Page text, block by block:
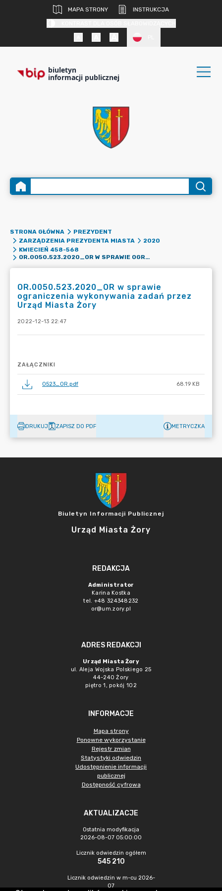
MAPA STRONY
INSTRUKCJA
biuletyn
informacji publicznej
STRONA GŁÓWNA
PREZYDENT
ZARZĄDZENIA PREZYDENTA MIASTA
2020
KWIECIEŃ 458-568
OR.0050.523.2020_OR W SPRAWIE OGRANICZENIA WYKONYWANIA ZADAŃ PRZEZ URZĄD MIASTA ŻORY
OR.0050.523.2020_OR w sprawie
ograniczenia wykonywania zadań przez
Urząd Miasta Żory
2022-12-13 22:47
ZAŁĄCZNIKI
0523_OR.pdf 68.19 KB
DRUKUJ ZAPISZ DO PDF METRYCZKA
Biuletyn Informacji Publicznej
Urząd Miasta Żory
REDAKCJA
Administrator
Karina Kostka
tel. +48 324348232
or@um.zory.pl
ADRES REDAKCJI
Urząd Miasta Żory
ul. Aleja Wojska Polskiego 25
44-240 Żory
piętro 1, pokój 102
INFORMACJE
Mapa strony
Ponowne wykorzystanie
Rejestr zmian
Statystyki odwiedzin
Udostępnienie informacji
publicznej
Dostępność cyfrowa
AKTUALIZACJE
Ostatnia modyfikacja
2026-08-07 05:00:00
Licznik odwiedzin ogółem
545 210
Licznik odwiedzin w m-cu 2026-
07